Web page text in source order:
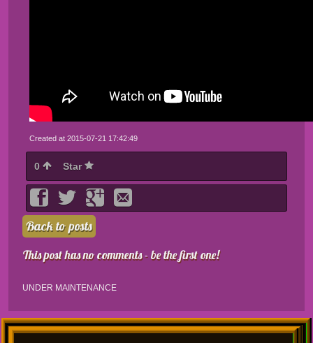
Created at 2015-07-21 17:42:49
0 Star
Back to posts
This post has no comments - be the first one!
UNDER MAINTENANCE